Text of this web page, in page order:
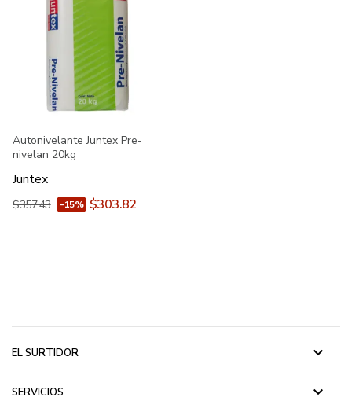
Autonivelante Juntex Pre-
nivelan 20kg
Juntex
$357.43 -15% $303.82
EL SURTIDOR keyboard_arrow_down
SERVICIOS keyboard_arrow_down